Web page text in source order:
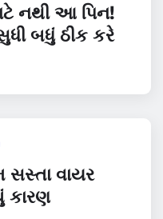
નથી આ પિન!
બધું ઠીક કરે
સસ્તા વાયર
કારણ